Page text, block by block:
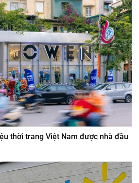
thời trang Việt Nam được nhà đầu